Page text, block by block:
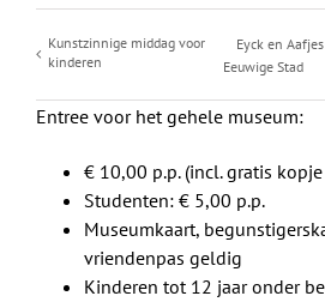
Kunstzinnige middag voor
kinderen
Eyck en
Eeuwige Stad
Entree voor het gehele museum:
€ 10,00 p.p. (incl. gratis
Studenten: € 5,00 p.p.
Museumkaart,
vriendenpas geldig
Kinderen tot 12 jaar onder